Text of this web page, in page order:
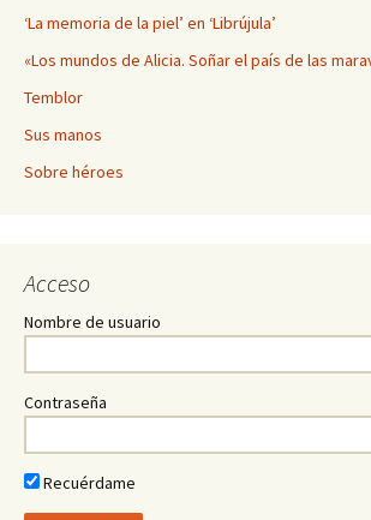
‘La memoria de la piel’ en ‘Librújula’
«Los mundos de Alicia. Soñar el país de las
Temblor
Sus manos
Sobre héroes
Acceso
Nombre de usuario
Contraseña
Recuérdame